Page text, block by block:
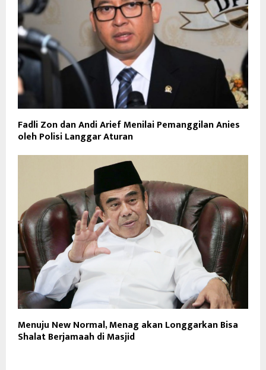
Fadli Zon dan Andi Arief Menilai Pemanggilan Anies
oleh Polisi Langgar Aturan
Menuju New Normal, Menag akan Longgarkan Bisa
Shalat Berjamaah di Masjid